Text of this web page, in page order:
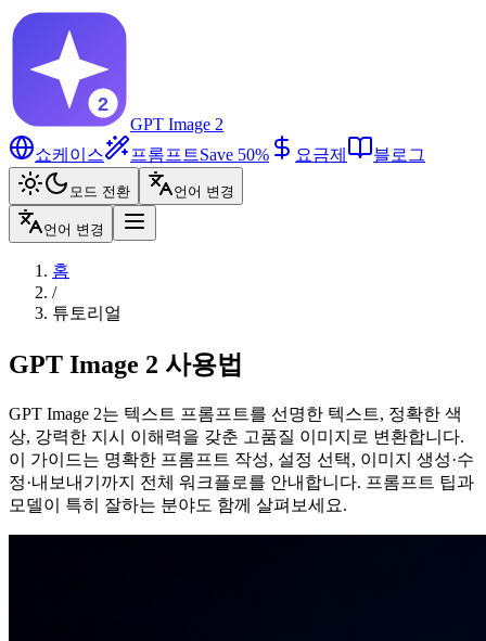
GPT Image 2
쇼케이스
프롬프트Save 50% 요금제 블로그
모드 전환 언어 변경
언어 변경
홈
/
튜토리얼
GPT Image 2 사용법
GPT Image 2는 텍스트 프롬프트를 선명한 텍스트, 정확한 색
상, 강력한 지시 이해력을 갖춘 고품질 이미지로 변환합니다.
이 가이드는 명확한 프롬프트 작성, 설정 선택, 이미지 생성·수
정·내보내기까지 전체 워크플로를 안내합니다. 프롬프트 팁과
모델이 특히 잘하는 분야도 함께 살펴보세요.